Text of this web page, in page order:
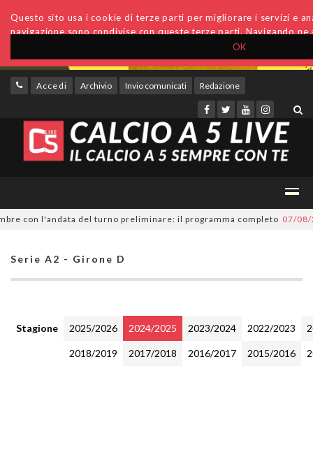
OK
Questo sito usa i cookie di terze parti per migliorare i servizi e
navigazione sono condivise con queste terze parti. Navigando
Accedi Archivio Invio comunicati Redazione
l'andata del turno preliminare: il programma completo 07/08/2026
Serie A2 - Girone D
Stagione 2025/2026 2024/2025 2023/2024 2022/2023
2018/2019 2017/2018 2016/2017 2015/2016